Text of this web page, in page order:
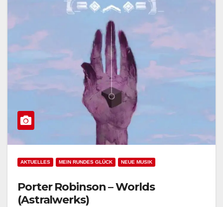
AKTUELLES MEIN RUNDES GLÜCK NEUE MUSIK
Porter Robinson – Worlds
(Astralwerks)